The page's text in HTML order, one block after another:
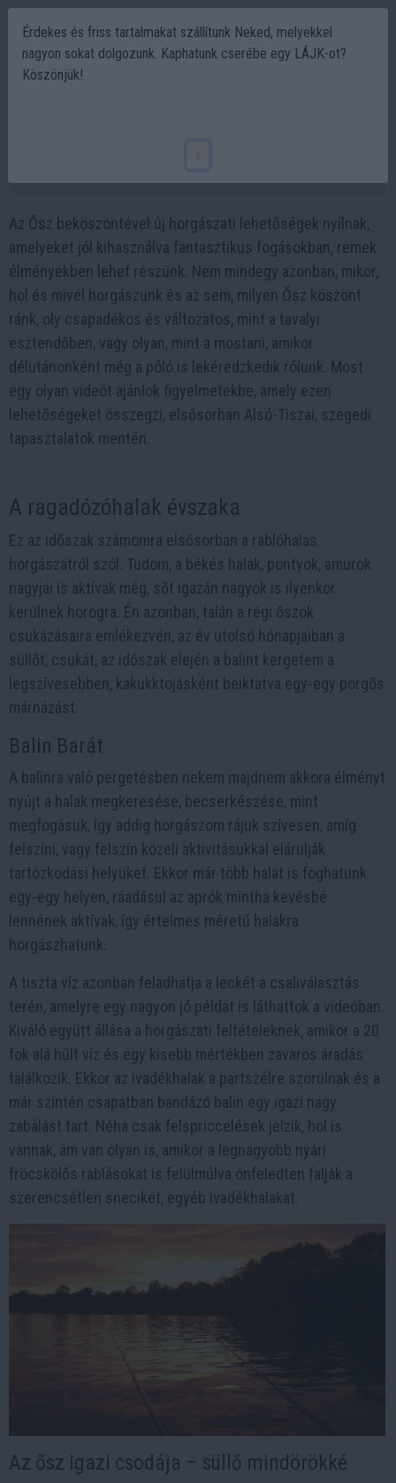
Az Ősz beköszöntével új horgászati lehetőségek nyílnak,
amelyeket jól kihasználva fantasztikus fogásokban, remek
élményekben lehet részünk. Nem mindegy azonban, mikor,
hol és mivel horgászunk és az sem, milyen Ősz köszönt
ránk, oly csapadékos és változatos, mint a tavalyi
esztendőben, vagy olyan, mint a mostani, amikor
délutánonként még a póló is lekéredzkedik rólunk. Most
egy olyan videót ajánlok figyelmetekbe, amely ezen
lehetőségeket összegzi, elsősorban Alsó-Tiszai, szegedi
tapasztalatok mentén.
A ragadózóhalak évszaka
Ez az időszak számomra elsősorban a rablóhalas
horgászatról szól. Tudom, a békés halak, pontyok, amurok
nagyjai is aktívak még, sőt igazán nagyok is ilyenkor
kerülnek horogra. Én azonban, talán a régi őszök
csukázásaira emlékezvén, az év utolsó hónapjaiban a
süllőt, csukát, az időszak elején a balint kergetem a
legszívesebben, kakukktojásként beiktatva egy-egy pörgős
márnázást.
Balin Barát
A balinra való pergetésben nekem majdnem akkora élményt
nyújt a halak megkeresése, becserkészése, mint
megfogásuk, így addig horgászom rájuk szívesen, amíg
felszíni, vagy felszín közeli aktivitásukkal elárulják
tartózkodási helyüket. Ekkor már több halat is foghatunk
egy-egy helyen, ráadásul az aprók mintha kevésbé
lennének aktívak, így értelmes méretű halakra
horgászhatunk.
A tiszta víz azonban feladhatja a leckét a csaliválasztás
terén, amelyre egy nagyon jó példát is láthattok a videóban.
Kiváló együtt állása a horgászati feltételeknek, amikor a 20
fok alá hűlt víz és egy kisebb mértékben zavaros áradás
találkozik. Ekkor az ivadékhalak a partszélre szorulnak és a
már szintén csapatban bandázó balin egy igazi nagy
zabálást tart. Néha csak felspriccelések jelzik, hol is
vannak, ám van olyan is, amikor a legnagyobb nyári
fröcskölős rablásokat is felülmúlva önfeledten falják a
szerencsétlen sneciket, egyéb ivadékhalakat.
Az ősz igazi csodája – süllő mindörökké
Érdekes és friss tartalmakat szállítunk Neked, melyekkel
nagyon sokat dolgozunk. Kaphatunk cserébe egy LÁJK-ot?
Köszönjük!